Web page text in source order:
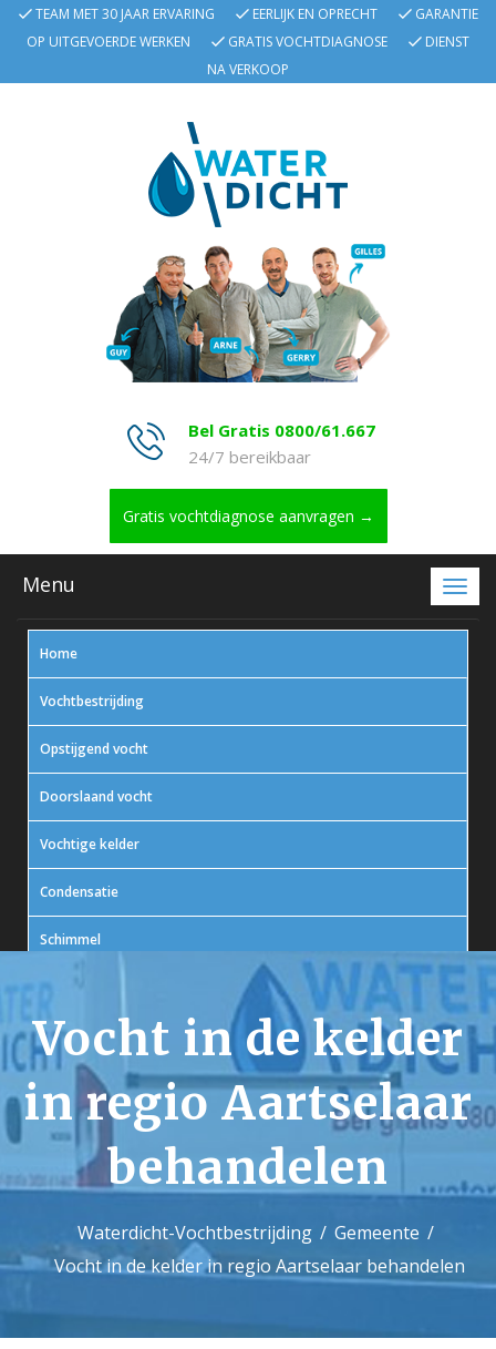
TEAM MET 30 JAAR ERVARING EERLIJK EN OPRECHT
GARANTIE
OP UITGEVOERDE WERKEN
GRATIS VOCHTDIAGNOSE
DIENST
NA VERKOOP
Bel Gratis 0800/61.667
24/7 bereikbaar
Gratis vochtdiagnose aanvragen →
Menu
Home
Vochtbestrijding
Opstijgend vocht
Doorslaand vocht
Vochtige kelder
Condensatie
Schimmel
Contact
Vocht in de kelder
in regio Aartselaar
behandelen
Waterdicht-Vochtbestrijding
Gemeente
Vocht in de kelder in regio Aartselaar behandelen